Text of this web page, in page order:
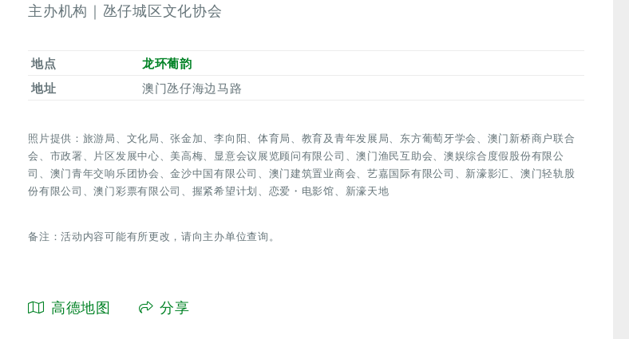
主办机构｜氹仔城区文化协会
地点
龙环葡韵
地址
澳门氹仔海边马路
照片提供：旅游局、文化局、张金加、李向阳、体育局、教育及青年发展局、东方葡萄牙学会、澳门新桥商户联合
会、市政署、片区发展中心、美高梅、显意会议展览顾问有限公司、澳门渔民互助会、澳娱综合度假股份有限公
司、澳门青年交响乐团协会、金沙中国有限公司、澳门建筑置业商会、艺嘉国际有限公司、新濠影汇、澳门轻轨股
份有限公司、澳门彩票有限公司、握紧希望计划、恋爱・电影馆、新濠天地
备注：活动内容可能有所更改，请向主办单位查询。
高德地图 分享